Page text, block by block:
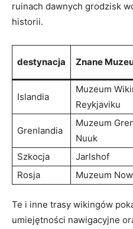
ruinach dawnych grodzisk
historii.
destynacja Znane
Islandia
Muzeum
Reykjaviku
Grenlandia
Muzeum
Nuuk
Szkocja Jarlshof
Rosja
Muzeum
Te i inne trasy wikingów
umiejętności nawigacyjne